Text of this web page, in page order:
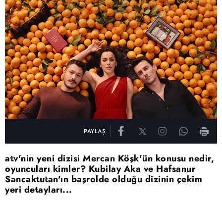
PAYLAŞ
atv'nin yeni dizisi Mercan Köşk'ün konusu nedir,
oyuncuları kimler? Kubilay Aka ve Hafsanur
Sancaktutan'ın başrolde olduğu dizinin çekim
yeri detayları...